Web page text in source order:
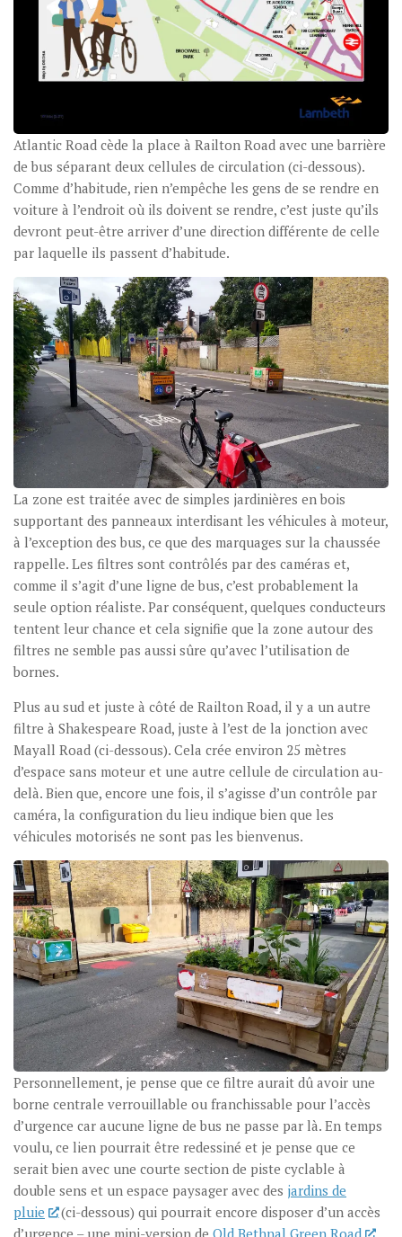
Atlantic Road cède la place à Railton Road avec une barrière
de bus séparant deux cellules de circulation (ci-dessous).
Comme d’habitude, rien n’empêche les gens de se rendre en
voiture à l’endroit où ils doivent se rendre, c’est juste qu’ils
devront peut-être arriver d’une direction différente de celle
par laquelle ils passent d’habitude.
La zone est traitée avec de simples jardinières en bois
supportant des panneaux interdisant les véhicules à moteur,
à l’exception des bus, ce que des marquages sur la chaussée
rappelle. Les filtres sont contrôlés par des caméras et,
comme il s’agit d’une ligne de bus, c’est probablement la
seule option réaliste. Par conséquent, quelques conducteurs
tentent leur chance et cela signifie que la zone autour des
filtres ne semble pas aussi sûre qu’avec l’utilisation de
bornes.
Plus au sud et juste à côté de Railton Road, il y a un autre
filtre à Shakespeare Road, juste à l’est de la jonction avec
Mayall Road (ci-dessous). Cela crée environ 25 mètres
d’espace sans moteur et une autre cellule de circulation au-
delà. Bien que, encore une fois, il s’agisse d’un contrôle par
caméra, la configuration du lieu indique bien que les
véhicules motorisés ne sont pas les bienvenus.
Personnellement, je pense que ce filtre aurait dû avoir une
borne centrale verrouillable ou franchissable pour l’accès
d’urgence car aucune ligne de bus ne passe par là. En temps
voulu, ce lien pourrait être redessiné et je pense que ce
serait bien avec une courte section de piste cyclable à
double sens et un espace paysager avec des jardins de
pluie
(ci-dessous) qui pourrait encore disposer d’un accès
d’urgence – une mini-version de Old Bethnal Green Road .